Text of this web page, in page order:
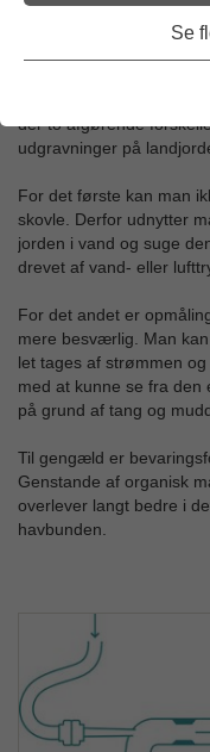
Se
Når man skal lave
der to afgørende
udgravninger på
For det første kan man
skovle. Derfor udnytter
jorden i vand og suge
drevet af vand- eller
For det andet er
mere besværlig. Man
let tages af strømmen
med at kunne se fra den
på grund af tang og
Til gengæld er
Genstande af organisk
overlever langt bedre i
havbunden.